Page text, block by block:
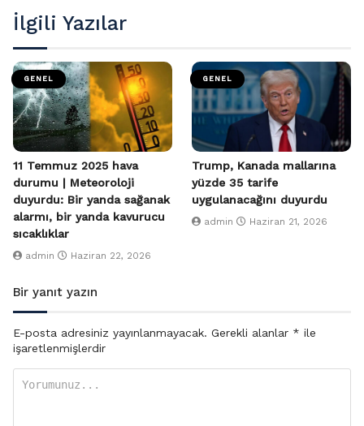
İlgili Yazılar
GENEL
11 Temmuz 2025 hava
durumu | Meteoroloji
duyurdu: Bir yanda sağanak
alarmı, bir yanda kavurucu
sıcaklıklar
admin Haziran 22, 2026
GENEL
Trump, Kanada mallarına
yüzde 35 tarife
uygulanacağını duyurdu
admin Haziran 21, 2026
Bir yanıt yazın
E-posta adresiniz yayınlanmayacak. Gerekli alanlar * ile
işaretlenmişlerdir